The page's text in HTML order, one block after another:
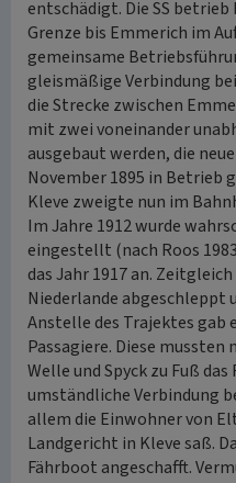
entschädigt. Die SS
Grenze bis Emmerich im
gemeinsame
gleismäßige Verbindung
die Strecke zwischen
mit zwei voneinander
ausgebaut werden, die
November 1895 in Betrieb
Kleve zweigte nun im
Im Jahre 1912 wurde
eingestellt (nach Roos
das Jahr 1917 an.
Niederlande
Anstelle des Trajektes gab
Passagiere. Diese mussten
Welle und Spyck zu Fuß
umständliche Verbindung
allem die Einwohner von
Landgericht in Kleve saß.
Fährboot angeschafft.